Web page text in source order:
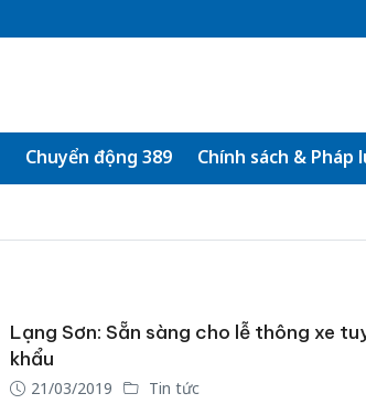
Chuyển động 389 Chính sách & Pháp
Lạng Sơn: Sẵn sàng cho lễ thông xe
khẩu
21/03/2019 Tin tức